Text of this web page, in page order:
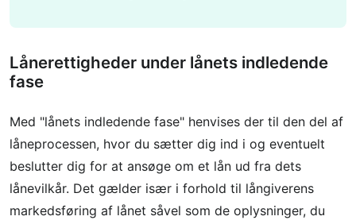
Lånerettigheder under lånets indledende
fase
Med "lånets indledende fase" henvises der til den del af
låneprocessen, hvor du sætter dig ind i og eventuelt
beslutter dig for at ansøge om et lån ud fra dets
lånevilkår. Det gælder især i forhold til långiverens
markedsføring af lånet såvel som de oplysninger, du